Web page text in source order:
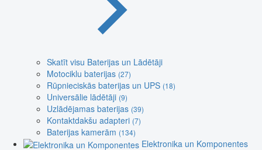
Skatīt visu Baterijas un Lādētāji
Motociklu baterijas (27)
Rūpnieciskās baterijas un UPS (18)
Universālie lādētāji (9)
Uzlādējamas baterijas (39)
Kontaktdakšu adapteri (7)
Baterijas kamerām (134)
Elektronika un Komponentes